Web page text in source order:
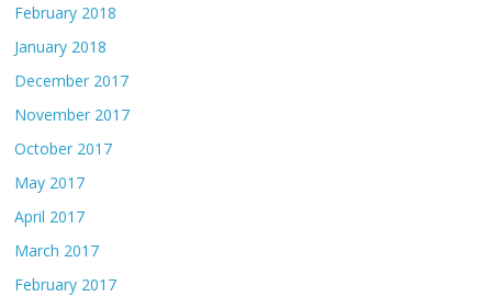
February 2018
January 2018
December 2017
November 2017
October 2017
May 2017
April 2017
March 2017
February 2017